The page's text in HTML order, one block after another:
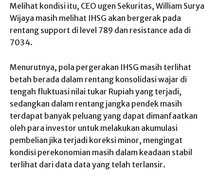
Melihat kondisi itu, CEO ugen Sekuritas, William Surya
Wijaya masih melihat IHSG akan bergerak pada
rentang support di level 789 dan resistance ada di
7034.
Menurutnya, pola pergerakan IHSG masih terlihat
betah berada dalam rentang konsolidasi wajar di
tengah fluktuasi nilai tukar Rupiah yang terjadi,
sedangkan dalam rentang jangka pendek masih
terdapat banyak peluang yang dapat dimanfaatkan
oleh para investor untuk melakukan akumulasi
pembelian jika terjadi koreksi minor, mengingat
kondisi perekonomian masih dalam keadaan stabil
terlihat dari data data yang telah terlansir.